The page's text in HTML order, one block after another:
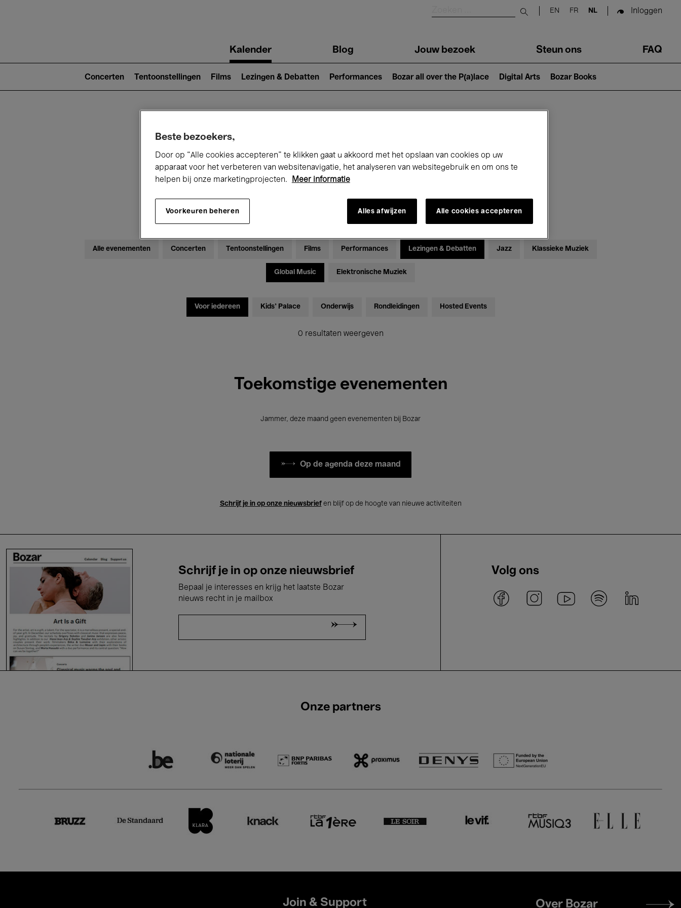
Submit search
EN FR NL Inloggen
navigationKalender Blog Jouw bezoek Steun ons FAQ
2)
Concerten Tentoonstellingen Films Lezingen & Debatten Performances Bozar all over the P(a)lace Digital Arts Bozar Books
Alle evenementen Concerten Tentoonstellingen Films Performances Lezingen & Debatten Jazz Klassieke Muziek
Global Music Elektronische Muziek
Voor iedereen Kids’ Palace Onderwijs Rondleidingen Hosted Events
0 resultaten weergeven
Toekomstige evenementen
Jammer, deze maand geen evenementen bij Bozar
Op de agenda deze maand
Schrijf je in op onze nieuwsbriefen blijf op de hoogte van nieuwe activiteiten
Schrijf je in op onze nieuwsbrief
Bepaal je interesses en krijg het laatste Bozar
nieuws recht in je mailbox
Volg ons
Onze partners
Join & Support
Footer
Over Bozar
Beste bezoekers,
Door op “Alle cookies accepteren” te klikken gaat u akkoord met het opslaan van cookies op uw
apparaat voor het verbeteren van websitenavigatie, het analyseren van websitegebruik en om ons te
helpen bij onze marketingprojecten.
Meer informatie
Voorkeuren beheren Alles afwijzen Alle cookies accepteren